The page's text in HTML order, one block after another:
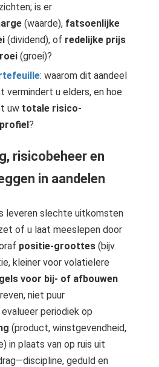
is er
(waarde), fatsoenlijke
(dividend), of redelijke prijs
(groei)?
: waarom dit aandeel
vermindert u elders, en hoe
uw totale risico-
?
risicobeheer en
in aandelen
leveren slechte uitkomsten
of u laat meeslepen door
positie-groottes (bijv.
kleiner voor volatielere
voor bij- of afbouwen
niet puur
periodiek op
(product, winstgevendheid,
in plaats van op ruis uit
geduld en